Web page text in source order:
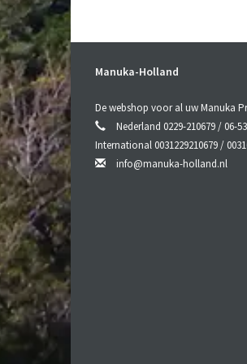
Manuka-Holland
De webshop voor al uw Manuka
Nederland 0229-210679 / 06-
International 0031229210679 /
info@manuka-holland.nl